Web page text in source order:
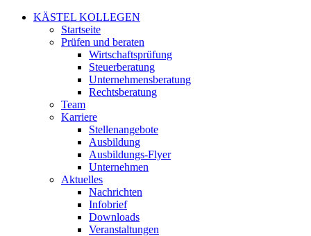
KÄSTEL KOLLEGEN
Startseite
Prüfen und beraten
Wirtschaftsprüfung
Steuerberatung
Unternehmensberatung
Rechtsberatung
Team
Karriere
Stellenangebote
Ausbildung
Ausbildungs-Flyer
Unternehmen
Aktuelles
Nachrichten
Infobrief
Downloads
Veranstaltungen